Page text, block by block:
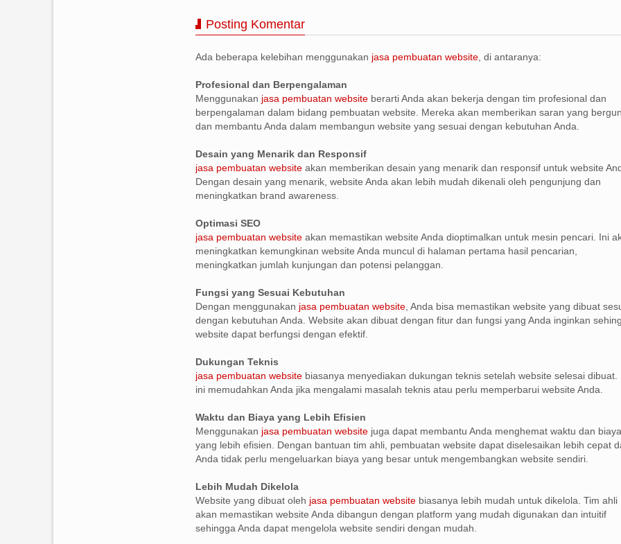
Posting Komentar
Ada beberapa kelebihan menggunakan jasa pembuatan website , di antaranya:
Profesional dan Berpengalaman
Menggunakan jasa pembuatan website berarti Anda akan bekerja dengan tim profesional dan
berpengalaman dalam bidang pembuatan website. Mereka akan memberikan saran yang
dan membantu Anda dalam membangun website yang sesuai dengan kebutuhan Anda.
Desain yang Menarik dan Responsif
jasa pembuatan website akan memberikan desain yang menarik dan responsif untuk website
Dengan desain yang menarik, website Anda akan lebih mudah dikenali oleh pengunjung dan
meningkatkan brand awareness.
Optimasi SEO
jasa pembuatan website akan memastikan website Anda dioptimalkan untuk mesin pencari. Ini
meningkatkan kemungkinan website Anda muncul di halaman pertama hasil pencarian,
meningkatkan jumlah kunjungan dan potensi pelanggan.
Fungsi yang Sesuai Kebutuhan
Dengan menggunakan jasa pembuatan website , Anda bisa memastikan website yang dibuat
dengan kebutuhan Anda. Website akan dibuat dengan fitur dan fungsi yang Anda inginkan
website dapat berfungsi dengan efektif.
Dukungan Teknis
jasa pembuatan website biasanya menyediakan dukungan teknis setelah website selesai dibuat.
ini memudahkan Anda jika mengalami masalah teknis atau perlu memperbarui website Anda.
Waktu dan Biaya yang Lebih Efisien
Menggunakan jasa pembuatan website juga dapat membantu Anda menghemat waktu dan biaya
yang lebih efisien. Dengan bantuan tim ahli, pembuatan website dapat diselesaikan lebih cepat
Anda tidak perlu mengeluarkan biaya yang besar untuk mengembangkan website sendiri.
Lebih Mudah Dikelola
Website yang dibuat oleh jasa pembuatan website biasanya lebih mudah untuk dikelola. Tim ahli
akan memastikan website Anda dibangun dengan platform yang mudah digunakan dan intuitif
sehingga Anda dapat mengelola website sendiri dengan mudah.